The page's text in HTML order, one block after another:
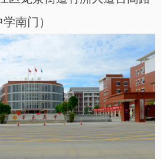
南门）